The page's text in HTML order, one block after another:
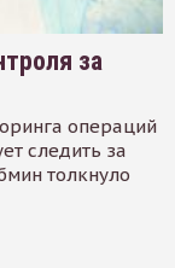
за
операций
следить за
толкнуло